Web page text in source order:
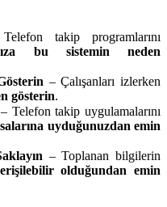
takip programlarını
bu sistemin neden
– Çalışanları izlerken
gösterin.
– Telefon takip uygulamalarını
uyduğunuzdan emin
– Toplanan bilgilerin
olduğundan emin